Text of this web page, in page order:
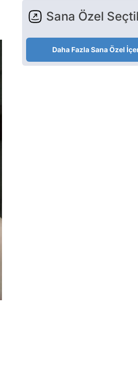
Sana Özel
Daha Fazla Sana Özel